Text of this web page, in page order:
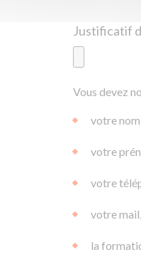
||0.00 Ko
Vous devez
votre
votre
votre
votre mail,
la